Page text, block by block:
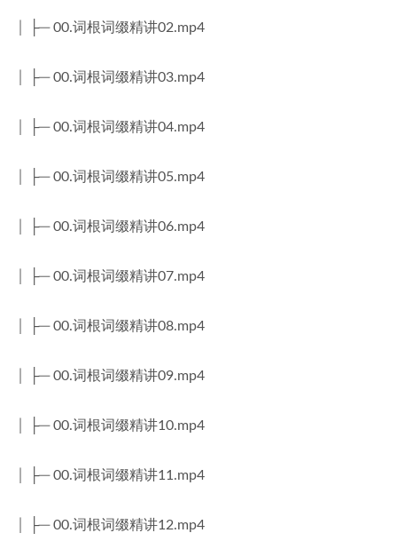
│ ├─ 00.词根词缀精讲02.mp4
│ ├─ 00.词根词缀精讲03.mp4
│ ├─ 00.词根词缀精讲04.mp4
│ ├─ 00.词根词缀精讲05.mp4
│ ├─ 00.词根词缀精讲06.mp4
│ ├─ 00.词根词缀精讲07.mp4
│ ├─ 00.词根词缀精讲08.mp4
│ ├─ 00.词根词缀精讲09.mp4
│ ├─ 00.词根词缀精讲10.mp4
│ ├─ 00.词根词缀精讲11.mp4
│ ├─ 00.词根词缀精讲12.mp4